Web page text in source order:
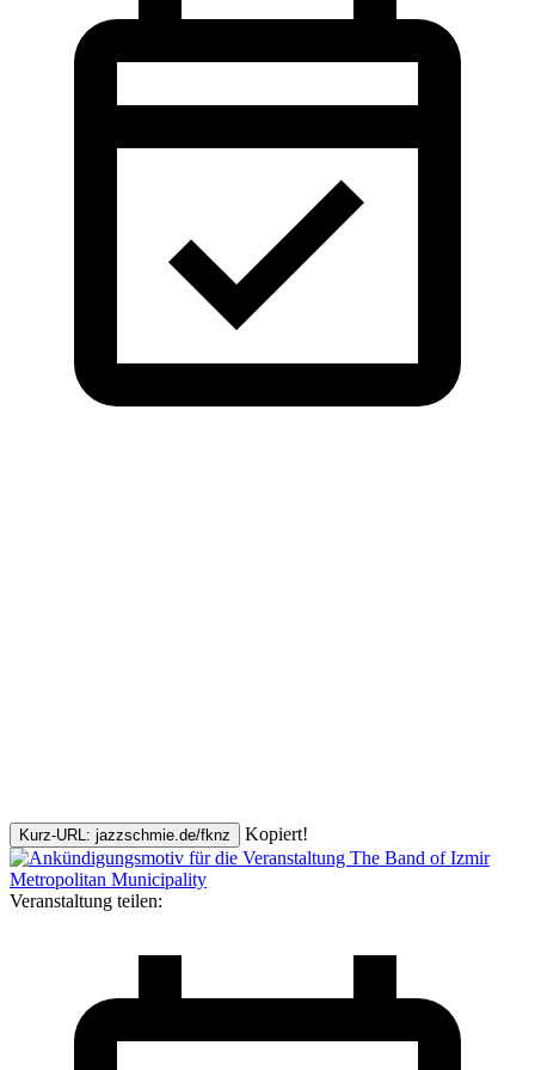
Kurz-URL: jazzschmie.de/fknz Kopiert!
Veranstaltung teilen: